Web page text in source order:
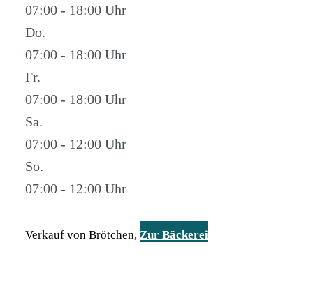
07:00 - 18:00
Do.
07:00 - 18:00
Fr.
07:00 - 18:00
Sa.
07:00 - 12:00
So.
07:00 - 12:00
Verkauf von Brötchen, Zur Bäckerei